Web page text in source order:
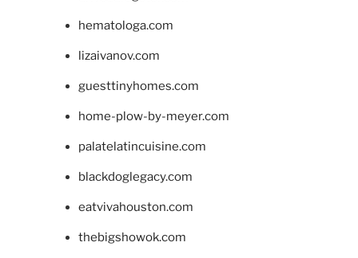
hematologa.com
lizaivanov.com
guesttinyhomes.com
home-plow-by-meyer.com
palatelatincuisine.com
blackdoglegacy.com
eatvivahouston.com
thebigshowok.com